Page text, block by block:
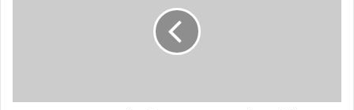
மாயாதீதம் தலைப்பிலேயே ஆர்வத்தை அதிகப்படுத்திய சிறு புத்தகம். இந்தக்
குறைவில்லாமல் சுருங்க எழுதி முடித்திருக்கின்றார் ஆசிரியர். முதல்